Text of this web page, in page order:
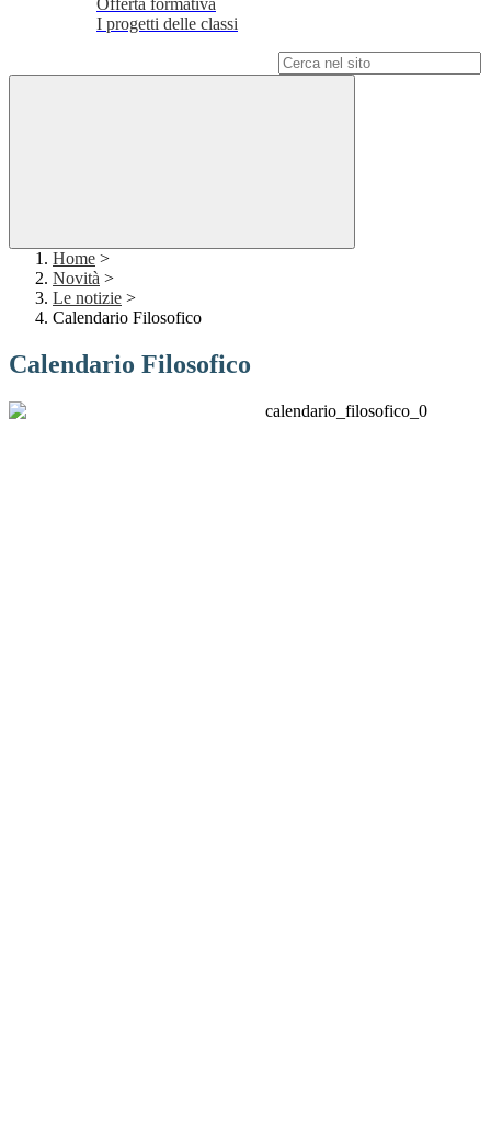
Offerta formativa
I progetti delle classi
Home >
Novità >
Le notizie >
Calendario Filosofico
Calendario Filosofico